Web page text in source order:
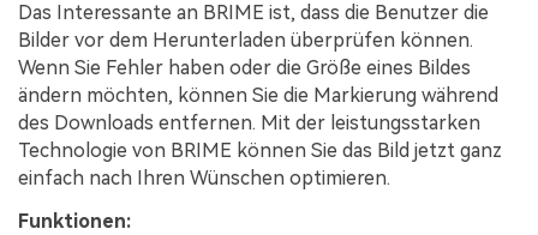
Das Interessante an BRIME ist, dass die Benutzer die
Bilder vor dem Herunterladen überprüfen können.
Wenn Sie Fehler haben oder die Größe eines Bildes
ändern möchten, können Sie die Markierung während
des Downloads entfernen. Mit der leistungsstarken
Technologie von BRIME können Sie das Bild jetzt ganz
einfach nach Ihren Wünschen optimieren.
Funktionen: